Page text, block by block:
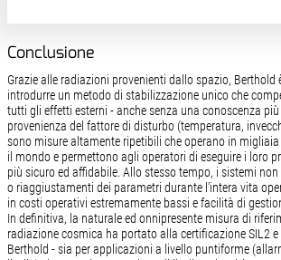
Conclusione
Grazie alle radiazioni provenienti dallo spazio, Berthold
introdurre un metodo di stabilizzazione unico che
tutti gli effetti esterni - anche senza una conoscenza
provenienza del fattore di disturbo (temperatura,
sono misure altamente ripetibili che operano in
il mondo e permettono agli operatori di eseguire i loro
più sicuro ed affidabile. Allo stesso tempo, i sistemi
o riaggiustamenti dei parametri durante l'intera vita
in costi operativi estremamente bassi e facilità di
In definitiva, la naturale ed onnipresente misura di
radiazione cosmica ha portato alla certificazione SIL2 e
Berthold - sia per applicazioni a livello puntiforme